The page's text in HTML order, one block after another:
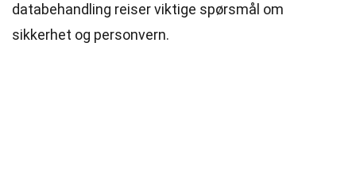
databehandling reiser viktige spørsmål om
sikkerhet og personvern.